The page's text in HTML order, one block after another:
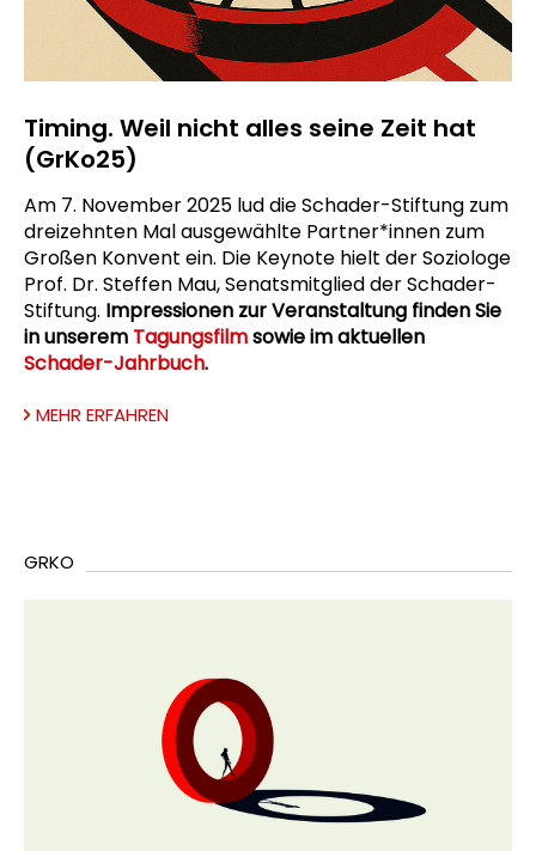
Timing. Weil nicht alles seine Zeit hat
(GrKo25)
Am 7. November 2025 lud die Schader-Stiftung zum
dreizehnten Mal ausgewählte Partner*innen zum
Großen Konvent ein. Die Keynote hielt der Soziologe
Prof. Dr. Steffen Mau, Senatsmitglied der Schader-
Stiftung. Impressionen zur Veranstaltung finden Sie
in unserem Tagungsfilmsowie im aktuellen
Schader-Jahrbuch.
MEHR ERFAHREN
GRKO